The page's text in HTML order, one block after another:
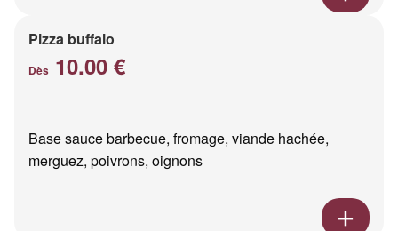
Pizza buffalo
Dès 10.00 €
Base sauce barbecue, fromage, viande hachée,
merguez, poivrons, oignons